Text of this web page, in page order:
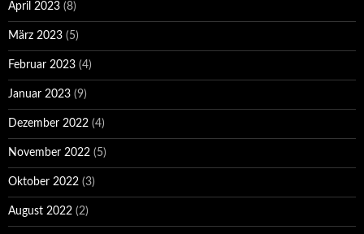
April 2023 (8)
März 2023 (5)
Februar 2023 (4)
Januar 2023 (9)
Dezember 2022 (4)
November 2022 (5)
Oktober 2022 (3)
August 2022 (2)